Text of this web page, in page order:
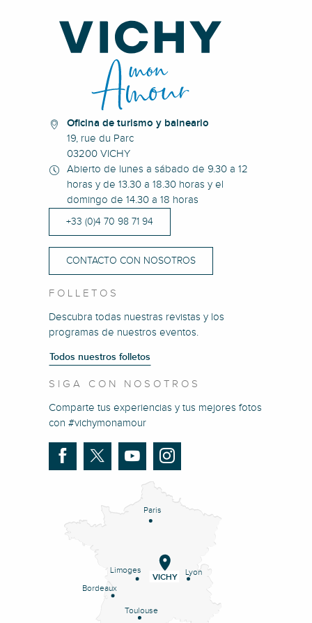
Oficina de turismo y balneario
19, rue du Parc
03200 VICHY
Abierto de lunes a sábado de 9.30 a 12
horas y de 13.30 a 18.30 horas y el
domingo de 14.30 a 18 horas
+33 (0)4 70 98 71 94
CONTACTO CON NOSOTROS
FOLLETOS
Descubra todas nuestras revistas y los
programas de nuestros eventos.
Todos nuestros folletos
SIGA CON NOSOTROS
Comparte tus experiencias y tus mejores fotos
con #vichymonamour
Paris
Lyon
Limoges
Bordeaux
Toulouse
VICHY